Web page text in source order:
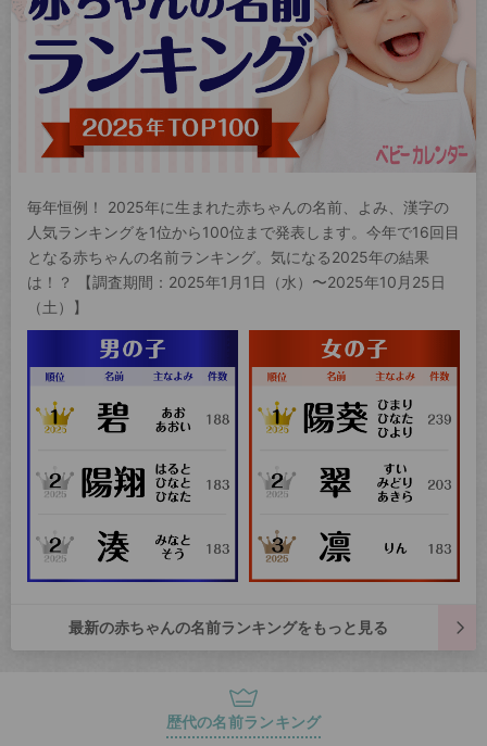
毎年恒例！ 2025年に生まれた赤ちゃんの名前、よみ、漢字の
人気ランキングを1位から100位まで発表します。今年で16回目
となる赤ちゃんの名前ランキング。気になる2025年の結果
は！？ 【調査期間：2025年1月1日（水）〜2025年10月25日
（土）】
最新の赤ちゃんの名前ランキングをもっと見る
歴代の名前ランキング